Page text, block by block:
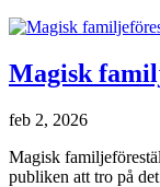
Magisk
feb 2, 2026
Magisk
publiken att tro på